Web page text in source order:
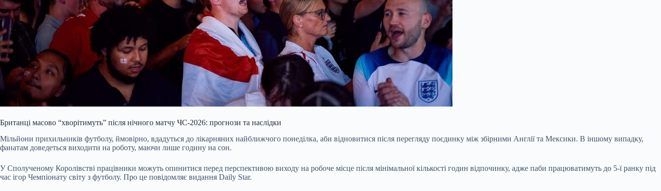
Британці масово “хворітимуть” після нічного матчу ЧС-2026: прогнози та наслідки
Мільйони прихильників футболу, ймовірно, вдадуться до лікарняних найближчого понеділка, аби відновитися після перегляду поєдинку між збірними Англії та Мексики. В іншому випадку,
фанатам доведеться виходити на роботу, маючи лише годину на сон.
У Сполученому Королівстві працівники можуть опинитися перед перспективою виходу на робоче місце після мінімальної кількості годин відпочинку, адже паби працюватимуть до 5-ї ранку під
час ігор Чемпіонату світу з футболу. Про це повідомляє видання Daily Star.